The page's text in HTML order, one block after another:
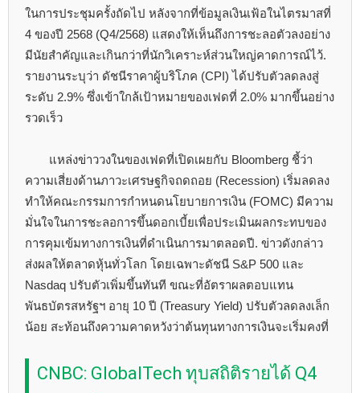
ในการประชุมครั้งถัดไป หลังจากที่ข้อมูลเงินเฟ้อในไตรมาสที่
4 ของปี 2568 (Q4/2568) แสดงให้เห็นถึงการชะลอตัวลงอย่าง
มีนัยสำคัญและเกินกว่าที่นักวิเคราะห์ส่วนใหญ่คาดการณ์ไว้.
รายงานระบุว่า ดัชนีราคาผู้บริโภค (CPI) ได้ปรับตัวลดลงสู่
ระดับ 2.9% ซึ่งเข้าใกล้เป้าหมายของเฟดที่ 2.0% มากขึ้นอย่าง
รวดเร็ว
แหล่งข่าววงในของเฟดที่เปิดเผยกับ Bloomberg ชี้ว่า
ความเสี่ยงด้านภาวะเศรษฐกิจถดถอย (Recession) เริ่มลดลง
ทำให้คณะกรรมการกำหนดนโยบายการเงิน (FOMC) มีความ
มั่นใจในการชะลอการขึ้นดอกเบี้ยเพื่อประเมินผลกระทบของ
การคุมเข้มทางการเงินที่ดำเนินการมาตลอดปี. ข่าวดังกล่าว
ส่งผลให้ตลาดหุ้นทั่วโลก โดยเฉพาะดัชนี S&P 500 และ
Nasdaq ปรับตัวเพิ่มขึ้นทันที ขณะที่อัตราผลตอบแทน
พันธบัตรสหรัฐฯ อายุ 10 ปี (Treasury Yield) ปรับตัวลดลงเล็ก
น้อย สะท้อนถึงความคาดหวังว่าต้นทุนทางการเงินจะเริ่มคงที่
CNBC: GlobalTech ทุบสถิติรายได้ Q4